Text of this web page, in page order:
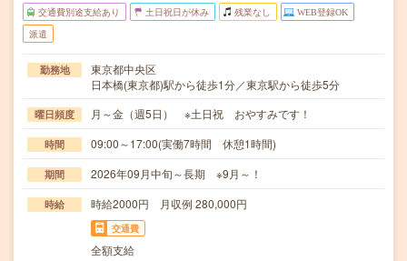
交通費別途支給あり 土日祝日が休み 残業なし WEB登録OK
派遣
勤務地
東京都中央区
日本橋(東京都)駅から徒歩1分／東京駅から徒歩5分
曜日頻度 月～金（週5日） ※土日祝 おやすみです！
時間 09:00～17:00(実働7時間 休憩1時間)
期間 2026年09月中旬～長期 ※9月～！
時給 時給2000円 月収例 280,000円
交通費
全額支給